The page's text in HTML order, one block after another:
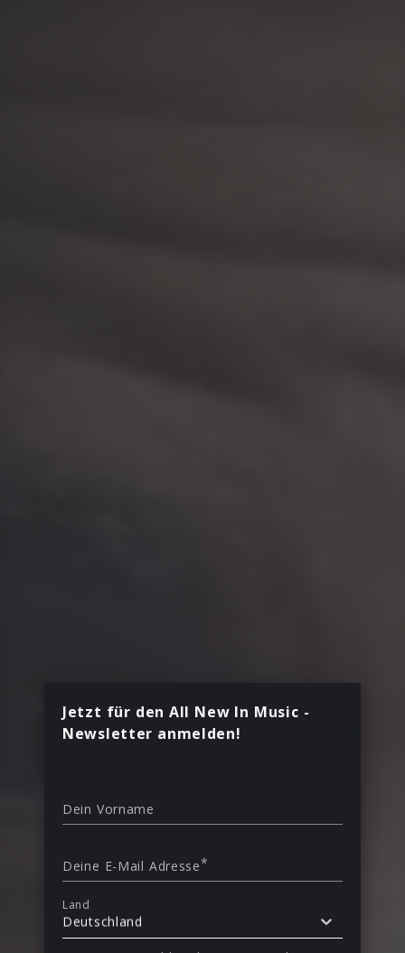
Jetzt für den All New In Music -
Newsletter anmelden!
Dein Vorname
Deine E-Mail Adresse*
Land
Deutschland